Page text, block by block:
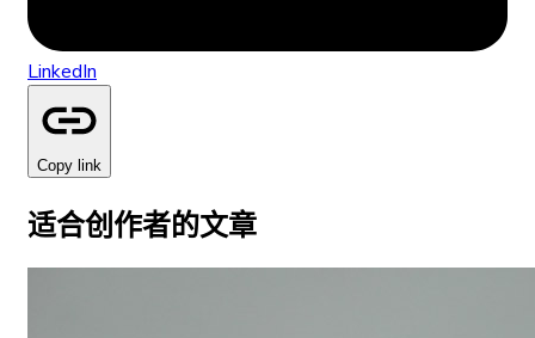
LinkedIn
Copy link
适合创作者的文章